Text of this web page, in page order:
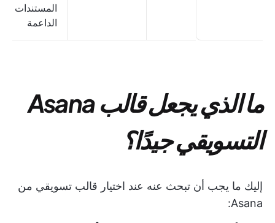
المستندات
الداعمة
ما الذي يجعل قالب Asana
التسويقي جيدًا؟
إليك ما يجب أن تبحث عنه عند اختيار قالب تسويقي من
Asana: